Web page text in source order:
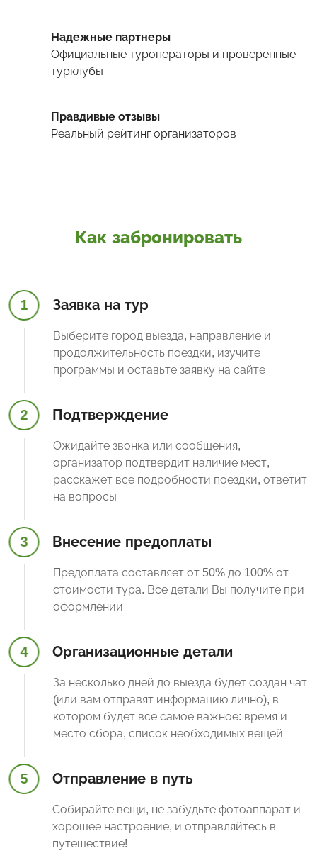
Надежные партнеры
Официальные туроператоры и проверенные
турклубы
Правдивые отзывы
Реальный рейтинг организаторов
Как забронировать
1 Заявка на тур
Выберите город выезда, направление и
продолжительность поездки, изучите
программы и оставьте заявку на сайте
2 Подтверждение
Ожидайте звонка или сообщения,
организатор подтвердит наличие мест,
расскажет все подробности поездки, ответит
на вопросы
3 Внесение предоплаты
Предоплата составляет от 50% до 100% от
стоимости тура. Все детали Вы получите при
оформлении
4 Организационные детали
За несколько дней до выезда будет создан чат
(или вам отправят информацию лично), в
котором будет все самое важное: время и
место сбора, список необходимых вещей
5 Отправление в путь
Собирайте вещи, не забудьте фотоаппарат и
хорошее настроение, и отправляйтесь в
путешествие!